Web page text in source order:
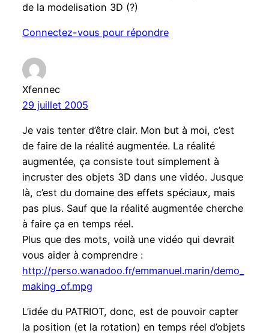
de la modelisation 3D (?)
Connectez-vous pour répondre
Xfennec
29 juillet 2005
Je vais tenter d’être clair. Mon but à moi, c’est
de faire de la réalité augmentée. La réalité
augmentée, ça consiste tout simplement à
incruster des objets 3D dans une vidéo. Jusque
là, c’est du domaine des effets spéciaux, mais
pas plus. Sauf que la réalité augmentée cherche
à faire ça en temps réel.
Plus que des mots, voilà une vidéo qui devrait
vous aider à comprendre :
http://perso.wanadoo.fr/emmanuel.marin/demo_
making_of.mpg
L’idée du PATRIOT, donc, est de pouvoir capter
la position (et la rotation) en temps réel d’objets